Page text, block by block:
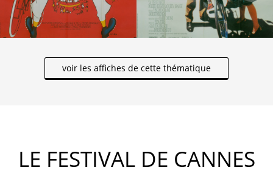
voir les affiches de cette thématique
LE FESTIVAL DE CANNES